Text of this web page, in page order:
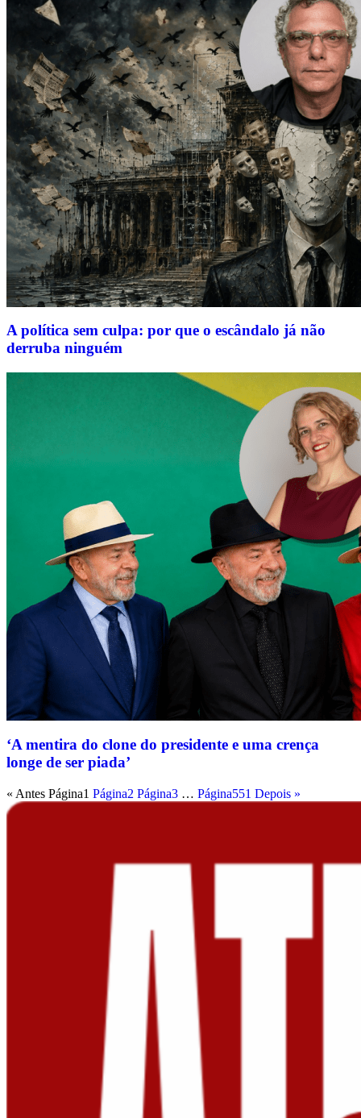
A política sem culpa: por que o escândalo já não
derruba ninguém
‘A mentira do clone do presidente e uma crença
longe de ser piada’
« Antes Página1 Página2 Página3 … Página551 Depois »